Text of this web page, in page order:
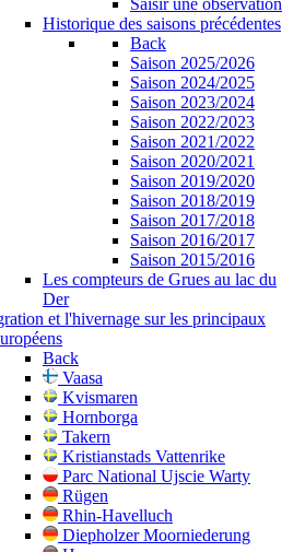
Saisir une observation
Historique des saisons précédentes
Back
Saison 2025/2026
Saison 2024/2025
Saison 2023/2024
Saison 2022/2023
Saison 2021/2022
Saison 2020/2021
Saison 2019/2020
Saison 2018/2019
Saison 2017/2018
Saison 2016/2017
Saison 2015/2016
Les compteurs de Grues au lac du
Der
et l'hivernage sur les principaux
Back
Vaasa
Kvismaren
Hornborga
Takern
Kristianstads Vattenrike
Parc National Ujscie Warty
Rügen
Rhin-Havelluch
Diepholzer Moorniederung